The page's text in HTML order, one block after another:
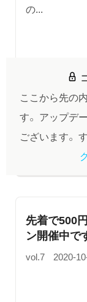
の...
ここから先の
す。 アップデ
ございます。
先着で500
ン開催中で
vol.7 2020-